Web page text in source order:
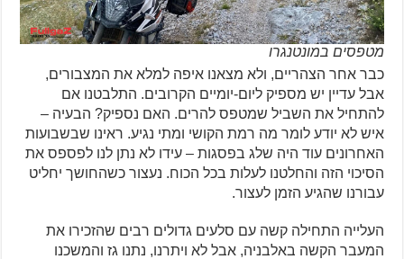
מטפסים במונטנגרו
כבר אחר הצהריים, ולא מצאנו איפה למלא את המצבורים,
אבל עדיין יש מספיק ליום-יומיים הקרובים. התלבטנו אם
להתחיל את השביל שמטפס להרים. האם נספיק? הבעיה –
איש לא יודע לומר מה רמת הקושי ומתי נגיע. ראינו שבשבועות
האחרונים עוד היה שלג בפסגות – עידו לא נתן לנו לפספס את
הסיכוי הזה והחלטנו לעלות בכל הכוח. נעצור כשהחושך יחליט
עבורנו שהגיע הזמן לעצור.
העלייה התחילה קשה עם סלעים גדולים רבים שהזכירו את
המעבר הקשה באלבניה, אבל לא ויתרנו, נתנו גז והמשכנו